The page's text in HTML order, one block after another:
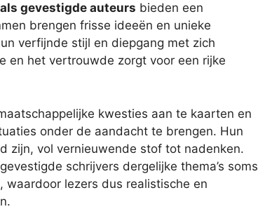
gevestigde auteurs bieden een
brengen frisse ideeën en unieke
verfijnde stijl en diepgang met zich
en het vertrouwde zorgt voor een rijke
kwesties aan te kaarten en
onder de aandacht te brengen. Hun
zijn, vol vernieuwende stof tot nadenken.
schrijvers dergelijke thema’s soms
waardoor lezers dus realistische en